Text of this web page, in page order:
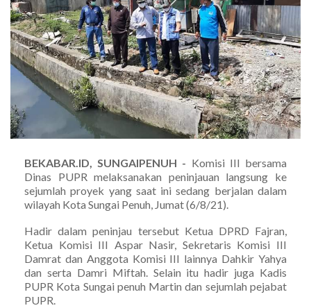
BEKABAR.ID, SUNGAIPENUH - Komisi III bersama
Dinas PUPR melaksanakan peninjauan langsung ke
sejumlah proyek yang saat ini sedang berjalan dalam
wilayah Kota Sungai Penuh, Jumat (6/8/21).
Hadir dalam peninjau tersebut Ketua DPRD Fajran,
Ketua Komisi III Aspar Nasir, Sekretaris Komisi III
Damrat dan Anggota Komisi III lainnya Dahkir Yahya
dan serta Damri Miftah. Selain itu hadir juga Kadis
PUPR Kota Sungai penuh Martin dan sejumlah pejabat
PUPR.